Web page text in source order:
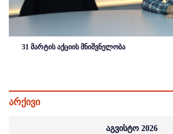
31 მარტის აქციის მნიშვნელობა
არქივი
აგვისტო 2026